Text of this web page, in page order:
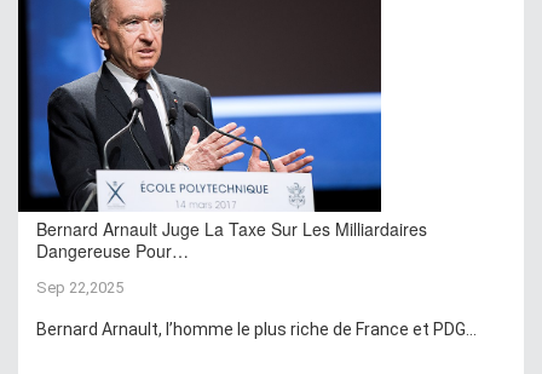
Bernard Arnault Juge La Taxe Sur Les Milliardaires
Dangereuse Pour…
Sep 22,2025
Bernard Arnault, l’homme le plus riche de France et PDG...